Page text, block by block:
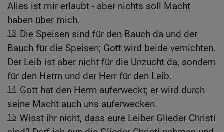
Alles ist mir erlaubt - aber nichts soll Macht
haben über mich.
13 Die Speisen sind für den Bauch da und der
Bauch für die Speisen; Gott wird beide vernichten.
Der Leib ist aber nicht für die Unzucht da, sondern
für den Herrn und der Herr für den Leib.
14 Gott hat den Herrn auferweckt; er wird durch
seine Macht auch uns auferwecken.
15 Wisst ihr nicht, dass eure Leiber Glieder Christi